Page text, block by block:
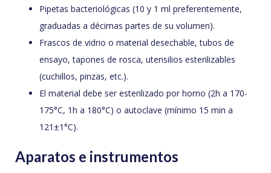
Pipetas bacteriológicas (10 y 1 ml preferentemente,
graduadas a décimas partes de su volumen).
Frascos de vidrio o material desechable, tubos de
ensayo, tapones de rosca, utensilios esterilizables
(cuchillos, pinzas, etc.).
El material debe ser esterilizado por horno (2h a 170-
175°C, 1h a 180°C) o autoclave (mínimo 15 min a
121±1°C).
Aparatos e instrumentos